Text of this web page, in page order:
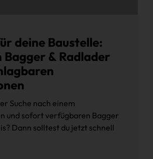
deine Baustelle:
Bagger & Radlader
Suche nach einem
und sofort verfügbaren Bagger
Dann solltest du jetzt schnell